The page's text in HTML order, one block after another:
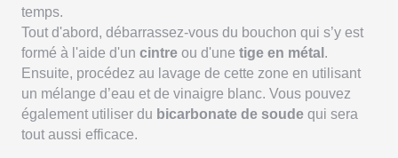
temps.
Tout d'abord, débarrassez-vous du bouchon qui s’y est
formé à l'aide d'un cintre ou d'une tige en métal .
Ensuite, procédez au lavage de cette zone en utilisant
un mélange d’eau et de vinaigre blanc. Vous pouvez
également utiliser du bicarbonate de soude qui sera
tout aussi efficace.